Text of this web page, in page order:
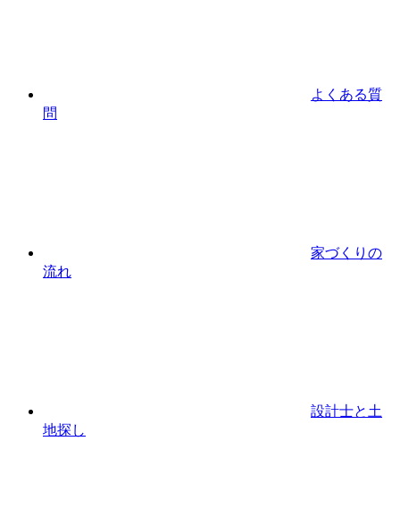
よくある質
問
家づくりの
流れ
設計⼠と⼟
地探し